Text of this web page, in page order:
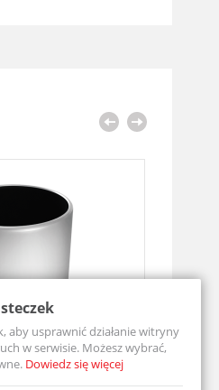
aby usprawnić działanie witryny
w serwisie. Możesz wybrać,
Dowiedz się więcej